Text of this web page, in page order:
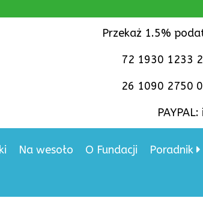
Przekaż 1.5%
72 1930 1233
26 1090 2750
Na wesoło O Fundacji Poradnik